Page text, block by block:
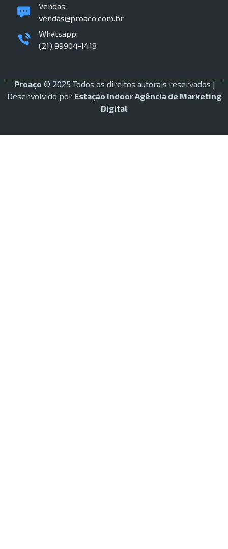
Vendas:
vendas@proaco.com.br
Whatsapp:
(21) 99904-1418
Proaço © 2025 Todos os direitos autorais reservados |
Desenvolvido por Estação IndoorAgência de Marketing
Digital